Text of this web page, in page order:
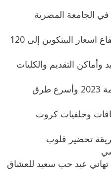
في الجامعة المصرية
ستاندرد تشارترد: توقعات بارتفاع اسعار البيتكوين إلى 120
2023 مواعيد وأماكن التقديم والكليات
موعد ظهور نتيجة الثانوية العامة 2023 وأسرع طرق
تحميل بطاقات وخلفيات كروت
تحضير قلوب